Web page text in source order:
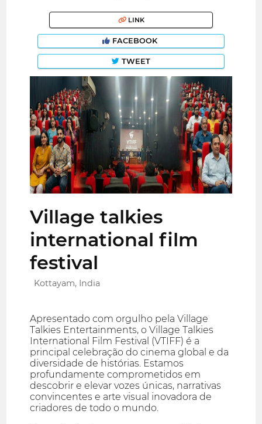
LINK
FACEBOOK
TWEET
Village talkies
international film
festival
Kottayam, India
Apresentado com orgulho pela Village
Talkies Entertainments, o Village Talkies
International Film Festival (VTIFF) é a
principal celebração do cinema global e da
diversidade de histórias. Estamos
profundamente comprometidos em
descobrir e elevar vozes únicas, narrativas
convincentes e arte visual inovadora de
criadores de todo o mundo.